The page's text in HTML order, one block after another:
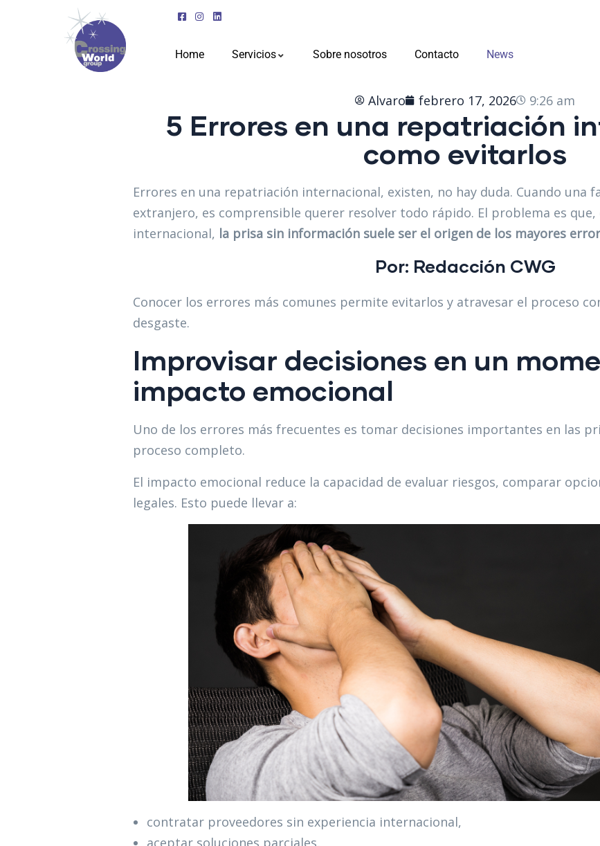
Home Servicios Sobre nosotros Contacto News
Alvaro febrero 17, 2026 9:26 am
5 Errores en una repatriación
como evitarlos
Errores en una repatriación internacional, existen, no hay duda. Cuando una
extranjero, es comprensible querer resolver todo rápido. El problema es
internacional, la prisa sin información suele ser el origen de los mayores
Por: Redacción CWG
Conocer los errores más comunes permite evitarlos y atravesar el proceso
desgaste.
Improvisar decisiones en un
impacto emocional
Uno de los errores más frecuentes es tomar decisiones importantes en las
proceso completo.
El impacto emocional reduce la capacidad de evaluar riesgos, comparar
legales. Esto puede llevar a:
contratar proveedores sin experiencia internacional,
aceptar soluciones parciales,